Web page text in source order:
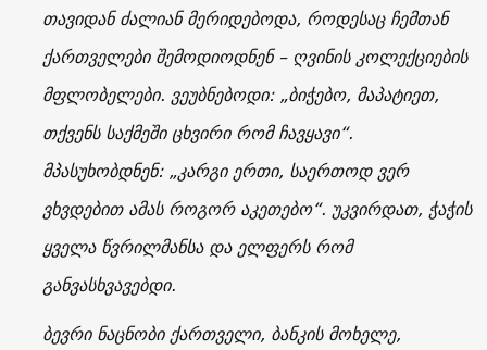
თავიდან ძალიან მერიდებოდა, როდესაც ჩემთან
ქართველები შემოდიოდნენ – ღვინის კოლექციების
მფლობელები. ვეუბნებოდი: „ბიჭებო, მაპატიეთ,
თქვენს საქმეში ცხვირი რომ ჩავყავი“.
მპასუხობდნენ: „კარგი ერთი, საერთოდ ვერ
ვხვდებით ამას როგორ აკეთებო“. უკვირდათ, ჭაჭის
ყველა წვრილმანსა და ელფერს რომ
განვასხვავებდი.
ბევრი ნაცნობი ქართველი, ბანკის მოხელე,